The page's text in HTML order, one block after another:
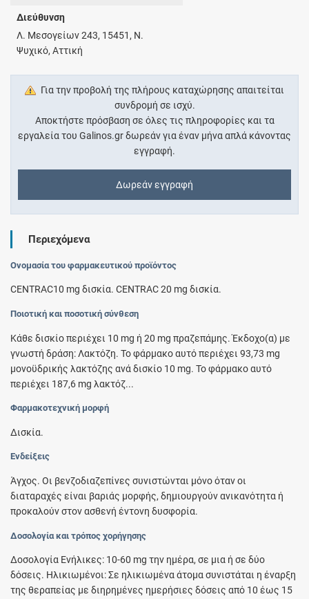
Διεύθυνση
Λ. Μεσογείων 243, 15451, Ν.
Ψυχικό, Αττική
Για την προβολή της πλήρους καταχώρησης απαιτείται
συνδρομή σε ισχύ.
Αποκτήστε πρόσβαση σε όλες τις πληροφορίες και τα
εργαλεία του Galinos.gr δωρεάν για έναν μήνα απλά κάνοντας
εγγραφή.
Δωρεάν εγγραφή
Περιεχόμενα
Ονομασία του φαρμακευτικού προϊόντος
CENTRAC10 mg δισκία. CENTRAC 20 mg δισκία.
Ποιοτική και ποσοτική σύνθεση
Κάθε δισκίο περιέχει 10 mg ή 20 mg πραζεπάμης. Έκδοχο(α) με
γνωστή δράση: Λακτόζη. Το φάρμακο αυτό περιέχει 93,73 mg
μονοϋδρικής λακτόζης ανά δισκίο 10 mg. Το φάρμακο αυτό
περιέχει 187,6 mg λακτόζ...
Φαρμακοτεχνική μορφή
Δισκία.
Ενδείξεις
Άγχος. Οι βενζοδιαζεπίνες συνιστώνται μόνο όταν οι
διαταραχές είναι βαριάς μορφής, δημιουργούν ανικανότητα ή
προκαλούν στον ασθενή έντονη δυσφορία.
Δοσολογία και τρόπος χορήγησης
Δοσολογία Ενήλικες: 10-60 mg την ημέρα, σε μια ή σε δύο
δόσεις. Ηλικιωμένοι: Σε ηλικιωμένα άτομα συνιστάται η έναρξη
της θεραπείας με διηρημένες ημερήσιες δόσεις από 10 έως 15